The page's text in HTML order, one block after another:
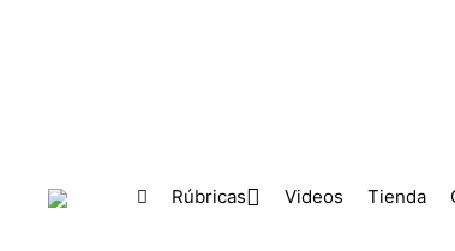
Rúbricas Videos Tienda